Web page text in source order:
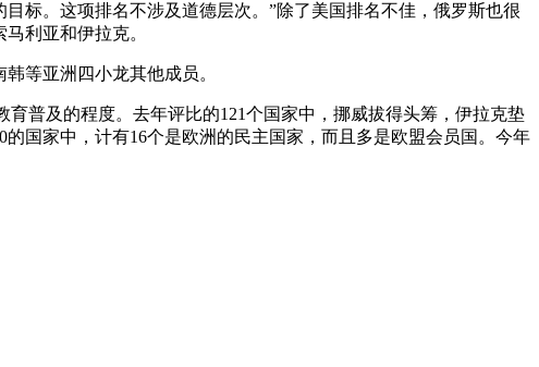
标。这项排名不涉及道德层次。”除了美国排名不佳，俄罗斯也很
利亚和伊拉克。
等亚洲四小龙其他成员。
普及的程度。去年评比的121个国家中，挪威拔得头筹，伊拉克垫
国家中，计有16个是欧洲的民主国家，而且多是欧盟会员国。今年